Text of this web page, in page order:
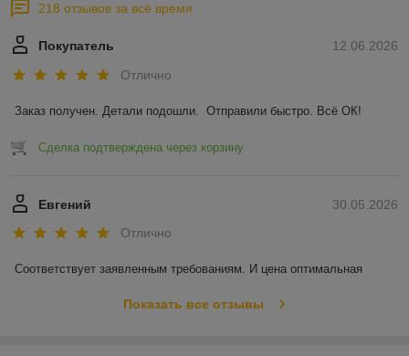
218 отзывов за всё время
12.06.2026
Покупатель
Отлично
Заказ получен. Детали подошли.  Отправили быстро. Всё ОК!
Сделка подтверждена через корзину
30.05.2026
Евгений
Отлично
Соответствует заявленным требованиям. И цена оптимальная
Показать все отзывы